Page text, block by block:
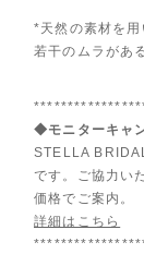
*天然の素材を用
若干のムラがあ
◆モニターキャ
STELLA
です。ご協力い
価格でご案内。
詳細はこちら